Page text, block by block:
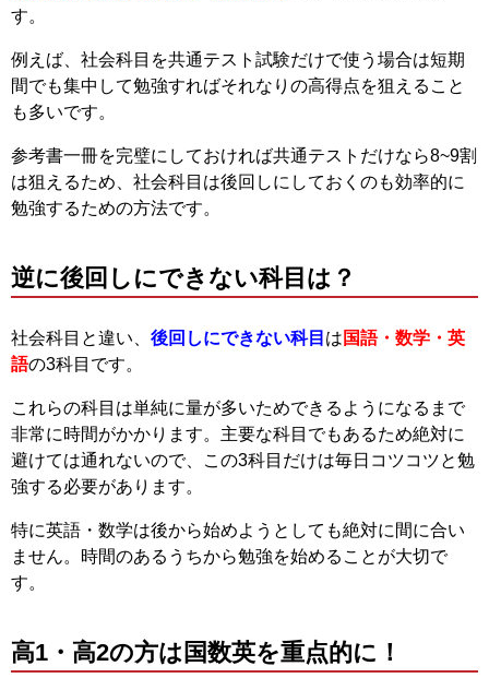
す。
例えば、社会科目を共通テスト試験だけで使う場合は短期
間でも集中して勉強すればそれなりの高得点を狙えること
も多いです。
参考書一冊を完璧にしておければ共通テストだけなら8~9割
は狙えるため、社会科目は後回しにしておくのも効率的に
勉強するための方法です。
逆に後回しにできない科目は？
社会科目と違い、 後回しにできない科目 は 国語・数学・英
語の3科目です。
これらの科目は単純に量が多いためできるようになるまで
非常に時間がかかります。主要な科目でもあるため絶対に
避けては通れないので、この3科目だけは毎日コツコツと勉
強する必要があります。
特に英語・数学は後から始めようとしても絶対に間に合い
ません。時間のあるうちから勉強を始めることが大切で
す。
高1・高2の方は国数英を重点的に！